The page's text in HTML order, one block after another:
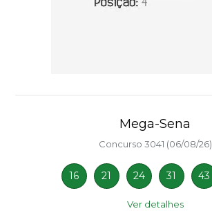
Mega-Sena
Concurso 3041 (06/08/26)
16 21 24 31 43
Ver detalhes